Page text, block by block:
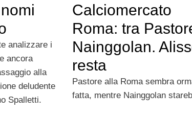
analizzare i
ancora
alla
deludente
Spalletti.
Calciomercato
Roma: tra
Nainggolan.
resta
Pastore alla Roma sembra
fatta, mentre Nainggolan